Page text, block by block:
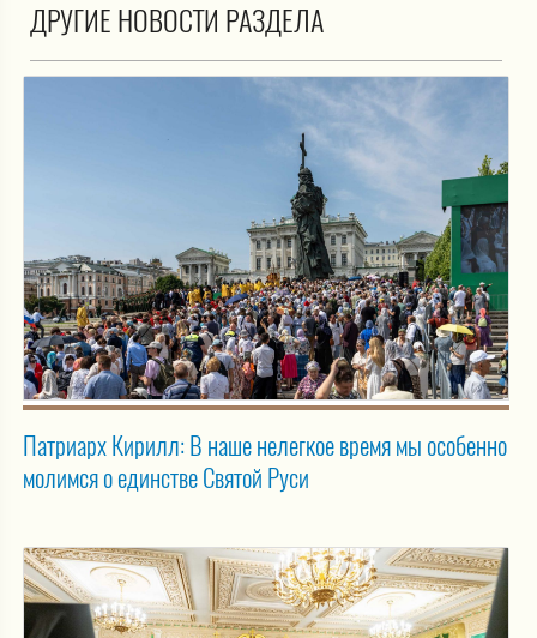
ДРУГИЕ НОВОСТИ РАЗДЕЛА
Патриарх Кирилл: В наше нелегкое время мы особенно
молимся о единстве Святой Руси